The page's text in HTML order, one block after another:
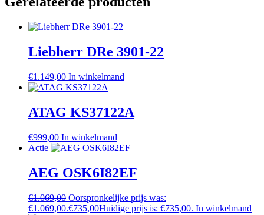
Liebherr DRe 3901-22
€1.149,00 In winkelmand
ATAG KS37122A
€999,00 In winkelmand
Actie
AEG OSK6I82EF
€1.069,00 Oorspronkelijke prijs was:
€1.069,00.€735,00Huidige prijs is: €735,00. In winkelmand